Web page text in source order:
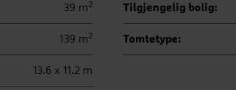
39 m2
139 m2
13.6 x 11.2 m
Tilgjengelig bolig:
Tomtetype: